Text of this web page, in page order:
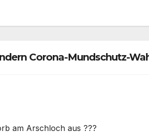
Corona-Mundschutz-
am Arschloch aus ???